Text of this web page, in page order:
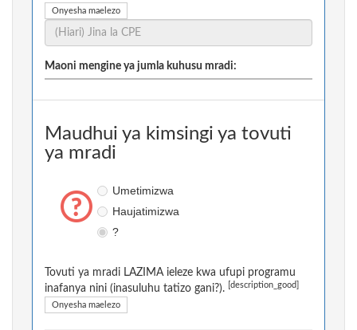
Onyesha maelezo
Maoni mengine ya jumla kuhusu mradi:
Maudhui ya kimsingi ya tovuti
ya mradi
Umetimizwa
Haujatimizwa
?
Tovuti ya mradi LAZIMA ieleze kwa ufupi programu
inafanya nini (inasuluhu tatizo gani?).
[description_good]
Onyesha maelezo